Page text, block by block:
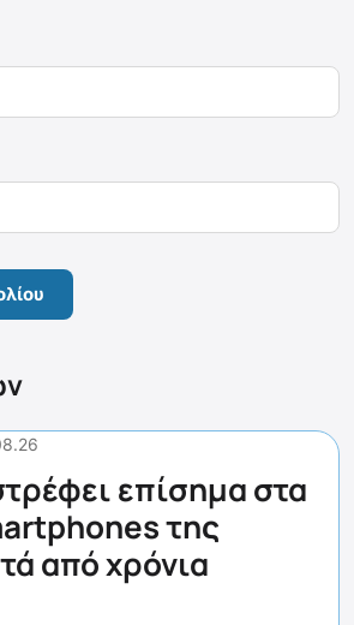
επίσημα στα
της
από χρόνια